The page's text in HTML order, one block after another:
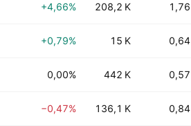
+4,66% 208,2 K 1,76
+0,79% 15 K 0,64
0,00% 442 K 0,57
−0,47% 136,1 K 0,84